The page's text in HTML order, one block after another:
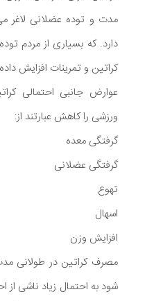
مدت و توده عضلانی لاغر
دارد. که بسیاری از مردم
کراتین و تمرینات افزایش
عوارض جانبی احتمالی
ورزشی را کاهش عبارتند از:
گرفتگی معده
گرفتگی عضلانی
تهوع
اسهال
افزایش وزن
مصرف کراتین در طولانی
شود به احتمال زیاد ناشی از